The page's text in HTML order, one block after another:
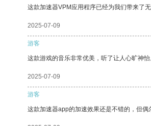
这款加速器VPM应用程序已经为我们带来了
2025-07-09
游客
这款游戏的音乐非常优美，听了让人心旷神怡
2025-07-09
游客
这款加速器app的加速效果还是不错的，但偶